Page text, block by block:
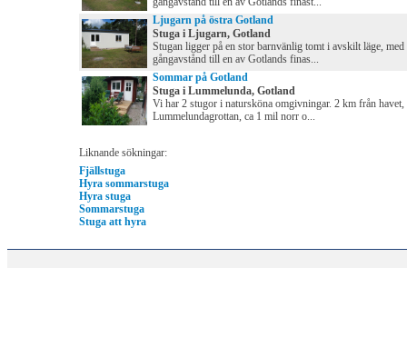
Ljugarn på östra Gotland
Stuga i Ljugarn, Gotland
Stugan ligger på en stor barnvänlig tomt i avskilt läge, med
gångavstånd till en av Gotlands finas...
Sommar på Gotland
Stuga i Lummelunda, Gotland
Vi har 2 stugor i natursköna omgivningar. 2 km från
Lummelundagrottan, ca 1 mil norr o...
Liknande sökningar:
Fjällstuga
Hyra sommarstuga
Hyra stuga
Sommarstuga
Stuga att hyra